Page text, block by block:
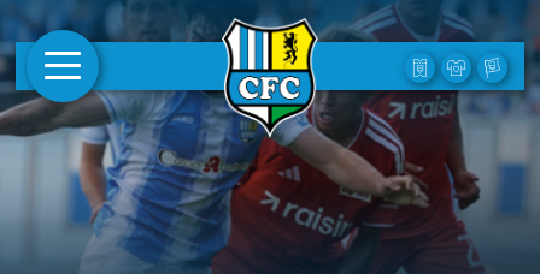
AKTUELLES
1. MANNSCHAFT
FRAUEN